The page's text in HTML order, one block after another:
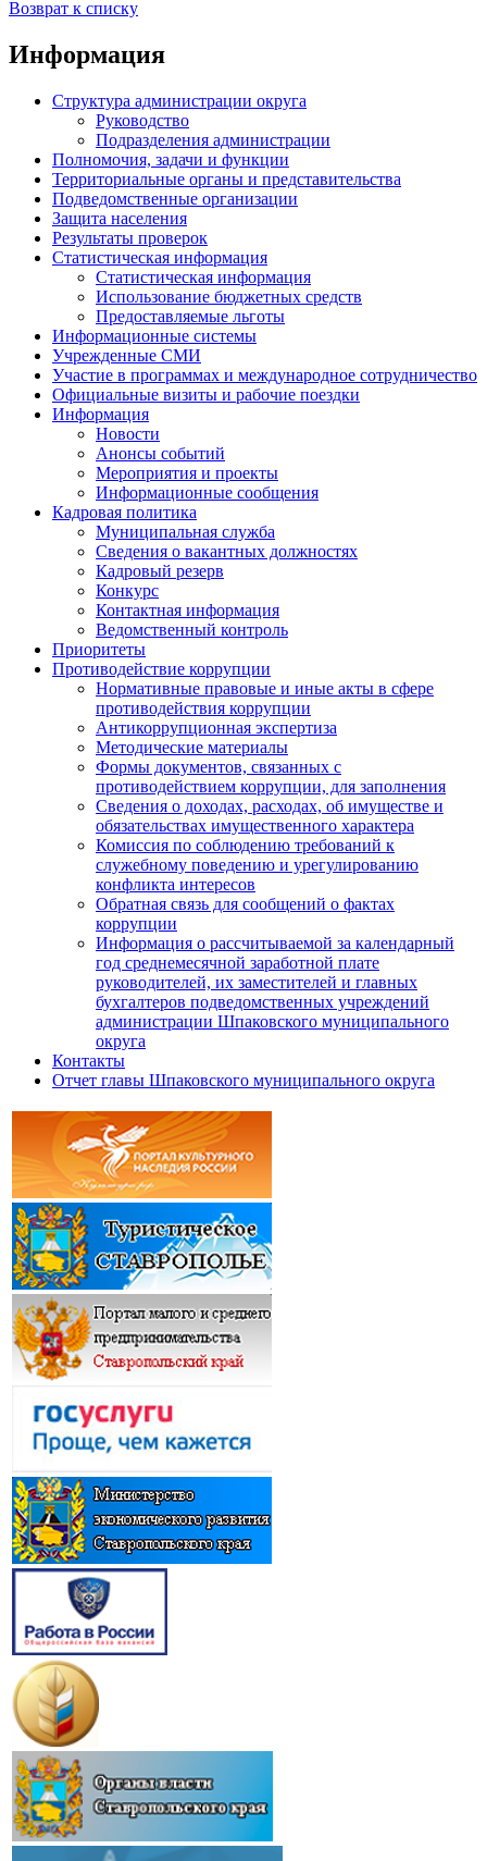
Возврат к списку
Информация
Структура администрации округа
Руководство
Подразделения администрации
Полномочия, задачи и функции
Территориальные органы и представительства
Подведомственные организации
Защита населения
Результаты проверок
Статистическая информация
Статистическая информация
Использование бюджетных средств
Предоставляемые льготы
Информационные системы
Учрежденные СМИ
Участие в программах и международное сотрудничество
Официальные визиты и рабочие поездки
Информация
Новости
Анонсы событий
Мероприятия и проекты
Информационные сообщения
Кадровая политика
Муниципальная служба
Сведения о вакантных должностях
Кадровый резерв
Конкурс
Контактная информация
Ведомственный контроль
Приоритеты
Противодействие коррупции
Нормативные правовые и иные акты в сфере
противодействия коррупции
Антикоррупционная экспертиза
Методические материалы
Формы документов, связанных с
противодействием коррупции, для заполнения
Сведения о доходах, расходах, об имуществе и
обязательствах имущественного характера
Комиссия по соблюдению требований к
служебному поведению и урегулированию
конфликта интересов
Обратная связь для сообщений о фактах
коррупции
Информация о рассчитываемой за календарный
год среднемесячной заработной плате
руководителей, их заместителей и главных
бухгалтеров подведомственных учреждений
администрации Шпаковского муниципального
округа
Контакты
Отчет главы Шпаковского муниципального округа